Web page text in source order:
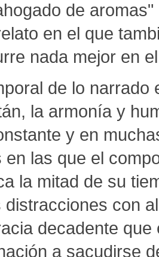
de
en el que
nada mejor en
de lo narrado
la armonía y
y en
en las que el
la mitad de su
distracciones con
decadente
a sacudirse